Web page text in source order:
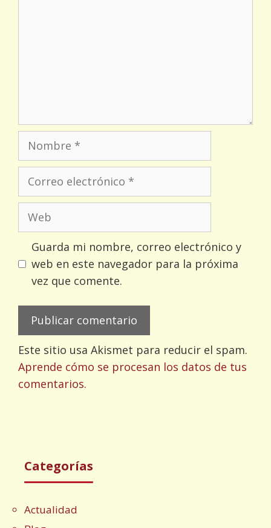
Nombre
Correo
Web
Guarda mi nombre, correo electrónico y
web en este navegador para la próxima
vez que comente.
Este sitio usa Akismet para reducir el spam.
Aprende cómo se procesan los datos de tus
comentarios.
Categorías
Actualidad